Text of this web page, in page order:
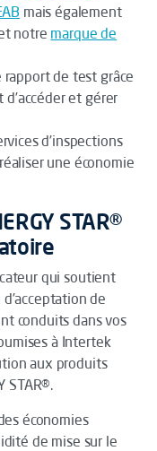
mais également
notre marque de
rapport de test grâce
d’accéder et gérer
d’inspections
une économie
STAR®
qui soutient
d’acceptation de
conduits dans vos
à Intertek
aux produits
STAR®.
économies
de mise sur le